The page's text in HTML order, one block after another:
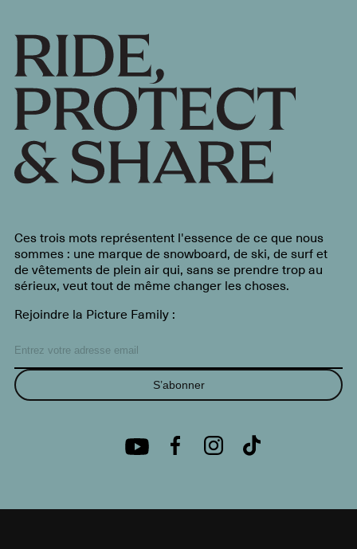
Ces trois mots représentent l'essence de ce que nous
sommes : une marque de snowboard, de ski, de surf et
de vêtements de plein air qui, sans se prendre trop au
sérieux, veut tout de même changer les choses.
Rejoindre la Picture Family :
S’abonner